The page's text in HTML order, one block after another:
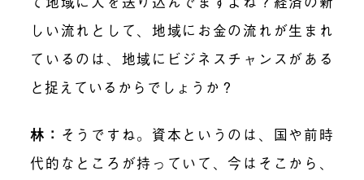
しい流れとして、地域にお金の流れが生まれ
ているのは、地域にビジネスチャンスがある
と捉えているからでしょうか？
林： そうですね。資本というのは、国や前時
代的なところが持っていて、今はそこから、